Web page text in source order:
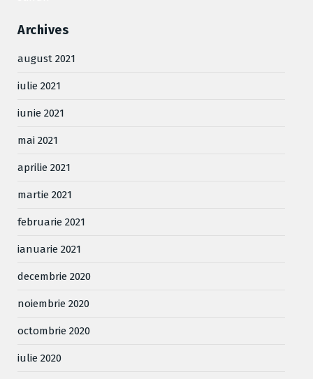
Archives
august 2021
iulie 2021
iunie 2021
mai 2021
aprilie 2021
martie 2021
februarie 2021
ianuarie 2021
decembrie 2020
noiembrie 2020
octombrie 2020
iulie 2020